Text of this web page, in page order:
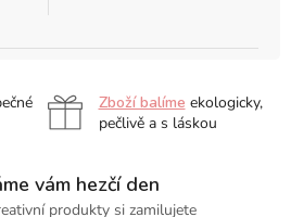
Zboží balíme ekologicky,
pečlivě a s láskou
vám hezčí den
produkty si zamilujete